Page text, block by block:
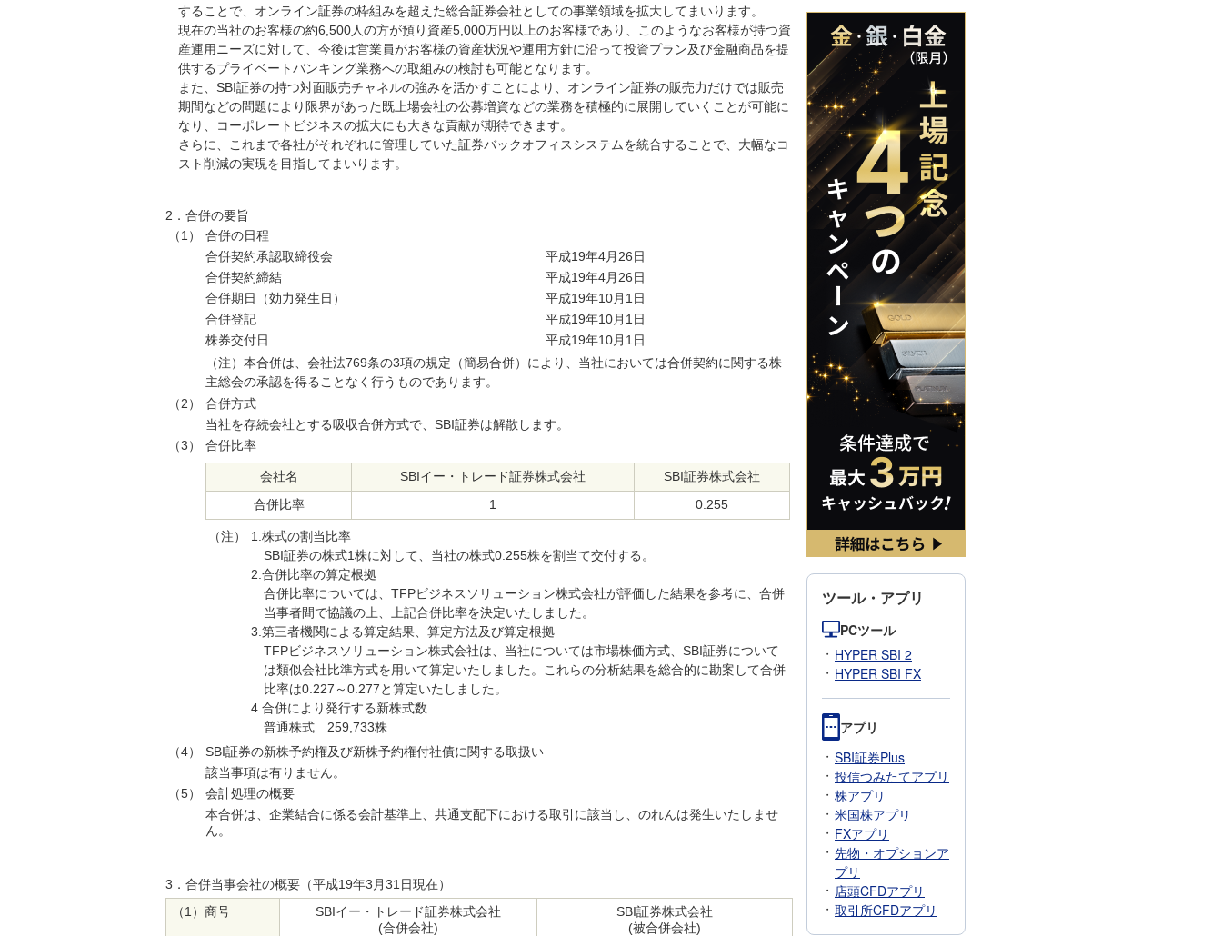
することで、オンライン証券の枠組みを超えた総合証券会社としての事業領域を拡大してまいります。
現在の当社のお客様の約6,500人の方が預り資産5,000万円以上のお客様であり、このようなお客様が持つ資
産運用ニーズに対して、今後は営業員がお客様の資産状況や運用方針に沿って投資プラン及び金融商品を提
供するプライベートバンキング業務への取組みの検討も可能となります。
また、SBI証券の持つ対面販売チャネルの強みを活かすことにより、オンライン証券の販売力だけでは販売
期間などの問題により限界があった既上場会社の公募増資などの業務を積極的に展開していくことが可能に
なり、コーポレートビジネスの拡大にも大きな貢献が期待できます。
さらに、これまで各社がそれぞれに管理していた証券バックオフィスシステムを統合することで、大幅なコ
スト削減の実現を目指してまいります。
2．合併の要旨
（1）
合併の日程
合併契約承認取締役会
平成19年4月26日
合併契約締結
平成19年4月26日
合併期日（効力発生日）
平成19年10月1日
合併登記
平成19年10月1日
株券交付日
平成19年10月1日
（注）本合併は、会社法769条の3項の規定（簡易合併）により、当社においては合併契約に関する株
主総会の承認を得ることなく行うものであります。
（2）
合併方式
当社を存続会社とする吸収合併方式で、SBI証券は解散します。
（3）
合併比率
会社名 SBIイー・トレード証券株式会社
SBI証券株式会社
合併比率
1 0.255
（注）
1.株式の割当比率
SBI証券の株式1株に対して、当社の株式0.255株を割当て交付する。
2.合併比率の算定根拠
合併比率については、TFPビジネスソリューション株式会社が評価した結果を参考に、合併
当事者間で協議の上、上記合併比率を決定いたしました。
3.第三者機関による算定結果、算定方法及び算定根拠
TFPビジネスソリューション株式会社は、当社については市場株価方式、SBI証券について
は類似会社比準方式を用いて算定いたしました。これらの分析結果を総合的に勘案して合併
比率は0.227～0.277と算定いたしました。
4.合併により発行する新株式数
普通株式 259,733株
（4）
SBI証券の新株予約権及び新株予約権付社債に関する取扱い
該当事項は有りません。
（5）
会計処理の概要
本合併は、企業結合に係る会計基準上、共通支配下における取引に該当し、のれんは発生いたしませ
ん。
3．合併当事会社の概要（平成19年3月31日現在）
（1）商号
SBIイー・トレード証券株式会社
(合併会社)
SBI証券株式会社
(被合併会社)
ツール・アプリ
PCツール
HYPER SBI 2
HYPER SBI FX
アプリ
SBI証券Plus
投信つみたてアプリ
株アプリ
米国株アプリ
FXアプリ
先物・オプションア
プリ
店頭CFDアプリ
取引所CFDアプリ